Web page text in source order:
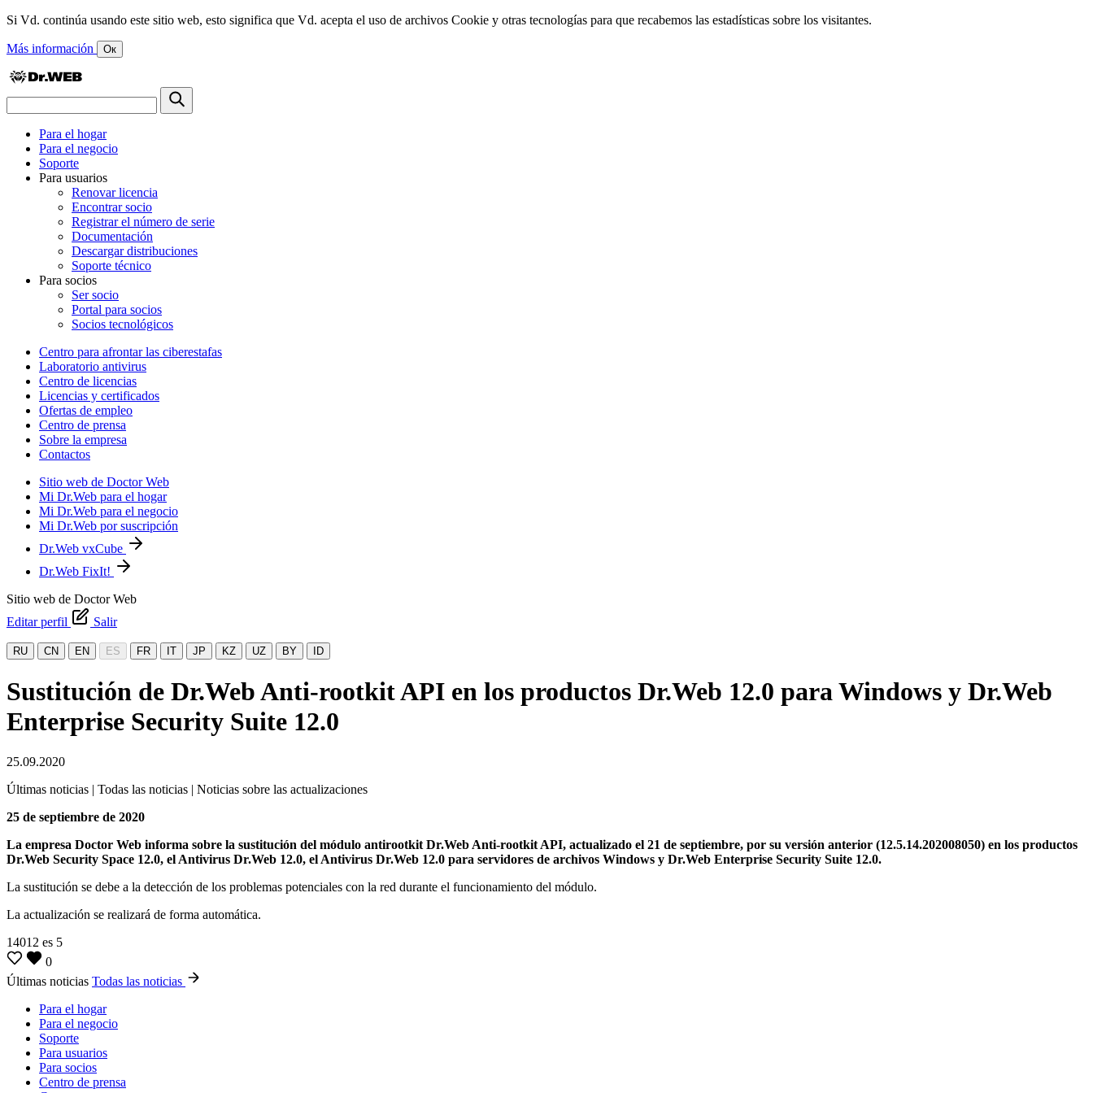
Si Vd. continúa usando este sitio web, esto significa que Vd. acepta el uso de archivos Cookie y otras tecnologías para que recabemos las estadísticas sobre los visitantes.
Más información Ок
Para el hogar
Para el negocio
Soporte
Para usuarios
Renovar licencia
Encontrar socio
Registrar el número de serie
Documentación
Descargar distribuciones
Soporte técnico
Para socios
Ser socio
Portal para socios
Socios tecnológicos
Centro para afrontar las ciberestafas
Laboratorio antivirus
Centro de licencias
Licencias y certificados
Ofertas de empleo
Centro de prensa
Sobre la empresa
Contactos
Sitio web de Doctor Web
Mi Dr.Web para el hogar
Mi Dr.Web para el negocio
Mi Dr.Web por suscripción
Dr.Web vxCube
Dr.Web FixIt!
Sitio web de Doctor Web
Editar perfil
Salir
RU CN EN ES FR IT JP KZ UZ BY ID
Sustitución de Dr.Web Anti-rootkit API en los productos Dr.Web 12.0 para Windows y Dr.Web
Enterprise Security Suite 12.0
25.09.2020
Últimas noticias | Todas las noticias | Noticias sobre las actualizaciones
25 de septiembre de 2020
La empresa Doctor Web informa sobre la sustitución del módulo antirootkit Dr.Web Anti-rootkit API, actualizado el 21 de septiembre, por su versión anterior (12.5.14.202008050) en los productos
Dr.Web Security Space 12.0, el Antivirus Dr.Web 12.0, el Antivirus Dr.Web 12.0 para servidores de archivos Windows y Dr.Web Enterprise Security Suite 12.0.
La sustitución se debe a la detección de los problemas potenciales con la red durante el funcionamiento del módulo.
La actualización se realizará de forma automática.
14012 es 5
0
Últimas noticias Todas las noticias
Para el hogar
Para el negocio
Soporte
Para usuarios
Para socios
Centro de prensa